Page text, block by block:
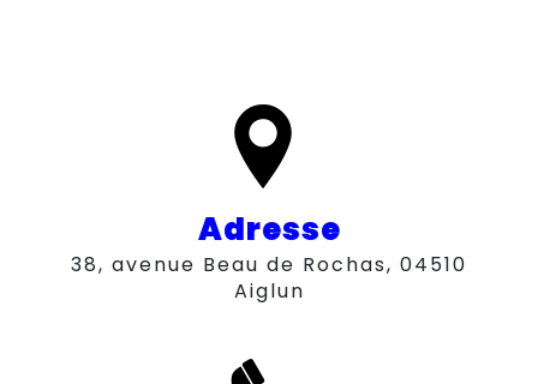
Adresse
38, avenue Beau de Rochas, 04510
Aiglun